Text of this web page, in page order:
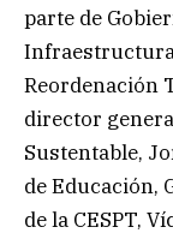
parte de
Reordenación
director
Sustentable,
de Educación,
de la CESPT,